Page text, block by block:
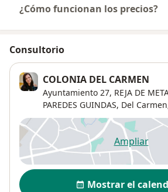
¿Cómo funcionan los precios?
Consultorio
COLONIA DEL CARMEN
Ayuntamiento 27, REJA DE
PAREDES GUINDAS, Del Carmen
Ampliar
se abre
Disponibilidad
Mostrar el